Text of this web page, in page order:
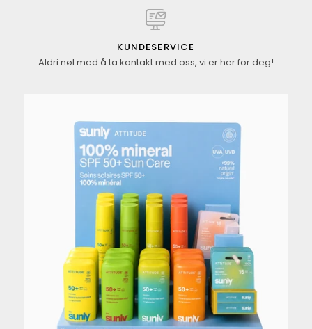
KUNDESERVICE
Aldri nøl med å ta kontakt med oss, vi er her for deg!